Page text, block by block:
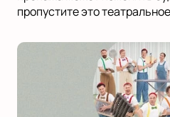
пропустите это